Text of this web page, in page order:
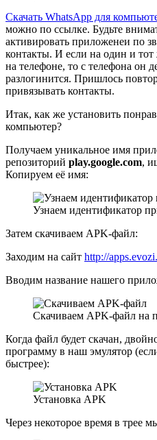
Скачать WhatsApp для
можно по ссылке. Будьте
активировать приложенеи по
контакты. И если на один и
на телефоне, то с телефона он
разлогинится. Пришлось
привязывать контакты.
Итак, как же установить
компьютер?
Получаем уникальное имя
репозиторий play.google.com,
Копируем её имя:
Узнаем идентификатор
Затем скачиваем APK-файл:
Заходим на сайт http://
Вводим название нашего
Скачиваем APK-файл на
Когда файл будет скачан,
программу в наш эмулятор
быстрее):
Установка APK
Через некоторое время в трее